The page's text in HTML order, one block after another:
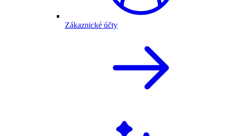
Zákaznické účty